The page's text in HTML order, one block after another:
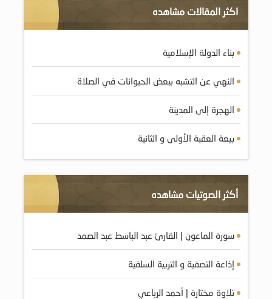
اكثر المقالات مشاهده
بناء الدولة الإسلامية
النهي عن التشبه ببعض الحيوانات في الصلاة
الهجرة إلى المدينة
بيعة العقبة الأولى و الثانية
أكثر الصوتيات مشاهده
سورة الماعون | القارئ عبد الباسط عبد الصمد
إذاعة التصفية و التربية السلفية
تلاوة مختارة | أحمد الرباعي